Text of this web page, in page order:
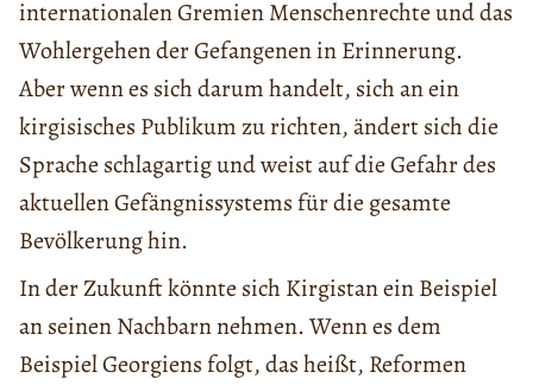
internationalen Gremien Menschenrechte und das
Wohlergehen der Gefangenen in Erinnerung.
Aber wenn es sich darum handelt, sich an ein
kirgisisches Publikum zu richten, ändert sich die
Sprache schlagartig und weist auf die Gefahr des
aktuellen Gefängnissystems für die gesamte
Bevölkerung hin.
In der Zukunft könnte sich Kirgistan ein Beispiel
an seinen Nachbarn nehmen. Wenn es dem
Beispiel Georgiens folgt, das heißt, Reformen